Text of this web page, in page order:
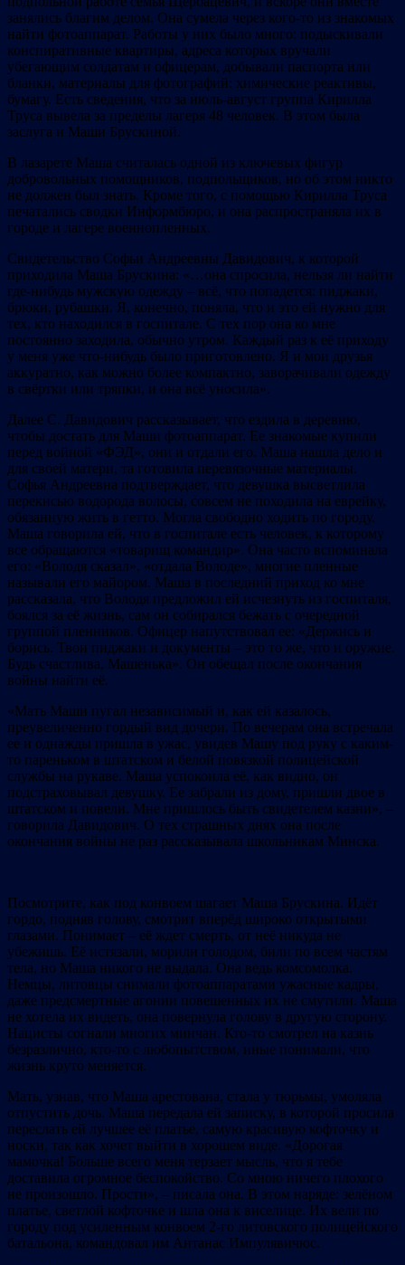
занялись благим делом. Она сумела через кого-то из знакомых
найти фотоаппарат. Работы у них было много: подыскивали
конспиративные квартиры, адреса которых вручали
убегающим солдатам и офицерам, добывали паспорта или
бланки, материалы для фотографий: химические реактивы,
бумагу. Есть сведения, что за июль-август группа Кирилла
Труса вывела за пределы лагеря 48 человек. В этом была
заслуга и Маши Брускиной.
В лазарете Маша считалась одной из ключевых фигур
добровольных помощников, подпольщиков, но об этом никто
не должен был знать. Кроме того, с помощью Кирилла Труса
печатались сводки Информбюро, и она распространяла их в
городе и лагере военнопленных.
Свидетельство Софьи Андреевны Давидович, к которой
приходила Маша Брускина: «…она спросила, нельзя ли найти
где-нибудь мужскую одежду – всё, что попадется: пиджаки,
брюки, рубашки. Я, конечно, поняла, что и это ей нужно для
тех, кто находился в госпитале. С тех пор она ко мне
постоянно заходила, обычно утром. Каждый раз к её приходу
у меня уже что-нибудь было приготовлено. Я и мои друзья
аккуратно, как можно более компактно, заворачивали одежду
в свёртки или тряпки, и она всё уносила».
Далее С. Давидович рассказывает, что ездила в деревню,
чтобы достать для Маши фотоаппарат. Ее знакомые купили
перед войной «ФЭД», они и отдали его. Маша нашла дело и
для своей матери, та готовила перевязочные материалы.
Софья Андреевна подтверждает, что девушка высветлила
перекисью водорода волосы, совсем не походила на еврейку,
обязанную жить в гетто. Могла свободно ходить по городу.
Маша говорила ей, что в госпитале есть человек, к которому
все обращаются «товарищ командир». Она часто вспоминала
его: «Володя сказал», «отдала Володе», многие пленные
называли его майором. Маша в последний приход ко мне
рассказала, что Володя предложил ей исчезнуть из госпиталя,
боялся за её жизнь, сам он собирался бежать с очередной
группой пленников. Офицер напутствовал ее: «Держись и
борись. Твои пиджаки и документы – это то же, что и оружие.
Будь счастлива, Машенька». Он обещал после окончания
войны найти её.
«Мать Маши пугал независимый и, как ей казалось,
преувеличенно гордый вид дочери. По вечерам она встречала
ее и однажды пришла в ужас, увидев Машу под руку с каким-
то пареньком в штатском и белой повязкой полицейской
службы на рукаве. Маша успокоила её, как видно, он
подстраховывал девушку. Ее забрали из дому, пришли двое в
штатском и повели. Мне пришлось быть свидетелем казни», –
говорила Давидович. О тех страшных днях она после
окончания войны не раз рассказывала школьникам Минска.
Посмотрите, как под конвоем шагает Маша Брускина. Идёт
гордо, подняв голову, смотрит вперёд широко открытыми
глазами. Понимает – её ждет смерть, от неё никуда не
убежишь. Её истязали, морили голодом, били по всем частям
тела, но Маша никого не выдала. Она ведь комсомолка.
Немцы, литовцы снимали фотоаппаратами ужасные кадры,
даже предсмертные агонии повешенных их не смутили. Маша
не хотела их видеть, она повернула голову в другую сторону.
Нацисты согнали многих минчан. Кто-то смотрел на казнь
безразлично, кто-то с любопытством, иные понимали, что
жизнь круто меняется.
Мать, узнав, что Маша арестована, стала у тюрьмы, умоляла
отпустить дочь. Маша передала ей записку, в которой просила
переслать ей лучшее её платье, самую красивую кофточку и
носки, так как хочет выйти в хорошем виде. «Дорогая
мамочка! Больше всего меня терзает мысль, что я тебе
доставила огромное беспокойство. Со мною ничего плохого
не произошло. Прости», – писала она. В этом наряде: зелёном
платье, светлой кофточке и шла она к виселице. Их вели по
городу под усиленным конвоем 2-го литовского полицейского
батальона, командовал им Антанас Импулявичюс.